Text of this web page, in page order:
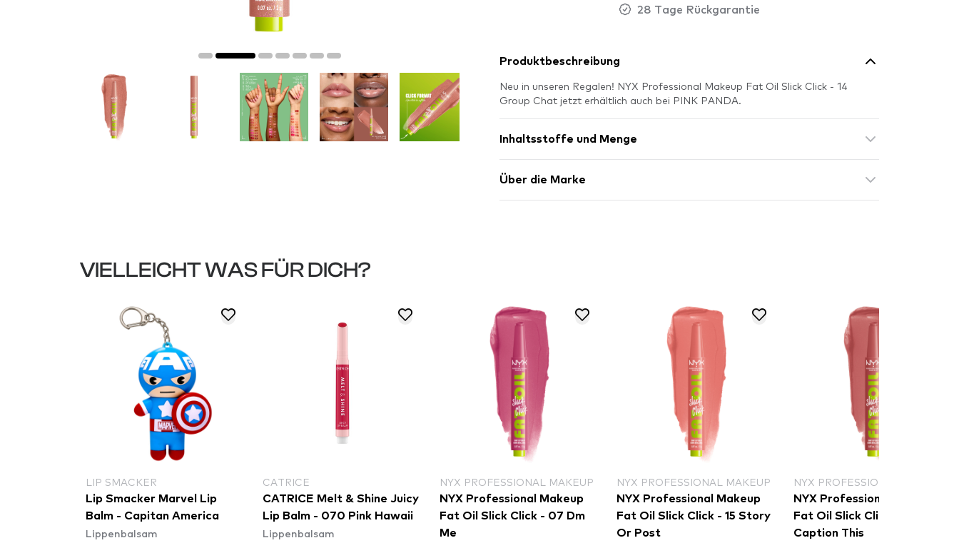
28 Tage Rückgarantie
Produktbeschreibung
Neu in unseren Regalen! NYX Professional Makeup Fat Oil Slick Click - 14
Group Chat jetzt erhältlich auch bei PINK PANDA.
Inhaltsstoffe und Menge
Über die Marke
VIELLEICHT WAS FÜR DICH?
LIP SMACKER
Lip Smacker Marvel Lip
Balm - Capitan America
Lippenbalsam
CATRICE
CATRICE Melt & Shine Juicy
Lip Balm - 070 Pink Hawaii
Lippenbalsam
NYX PROFESSIONAL MAKEUP
NYX Professional Makeup
Fat Oil Slick Click - 07 Dm
Me
NYX PROFESSIONAL MAKEUP
NYX Professional Makeup
Fat Oil Slick Click - 15 Story
Or Post
NYX PROFESSIONAL MAKEUP
NYX Professional Makeup
Fat Oil Slick Click - 19
Caption This